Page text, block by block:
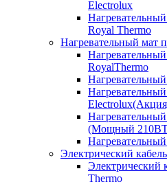
Electrolux
Royal Thermo
Нагревательный мат
RoyalThermo
(Мощный
Электрический
Электрический
Thermo